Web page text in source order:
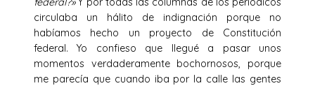
circulaba un hálito de indignación porque no
habíamos hecho un proyecto de Constitución
federal. Yo confieso que llegué a pasar unos
momentos verdaderamente bochornosos, porque
me parecía que cuando iba por la calle las gentes